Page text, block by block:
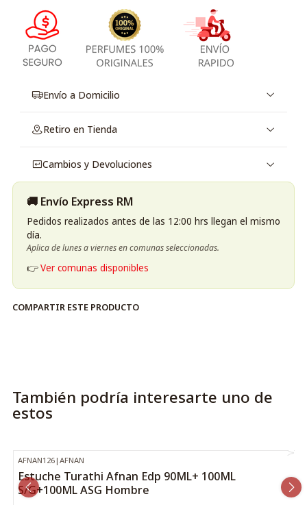
Envío a Domicilio
Retiro en Tienda
Cambios y Devoluciones
🚚 Envío Express RM
Pedidos realizados antes de las 12:00 hrs llegan el mismo
día.
Aplica de lunes a viernes en comunas seleccionadas.
👉Ver comunas disponibles
COMPARTIR ESTE PRODUCTO
También podría interesarte uno de
estos
AFNAN126 |AFNAN
Estuche Turathi Afnan Edp 90ML+ 100ML
S/G+100ML ASG Hombre